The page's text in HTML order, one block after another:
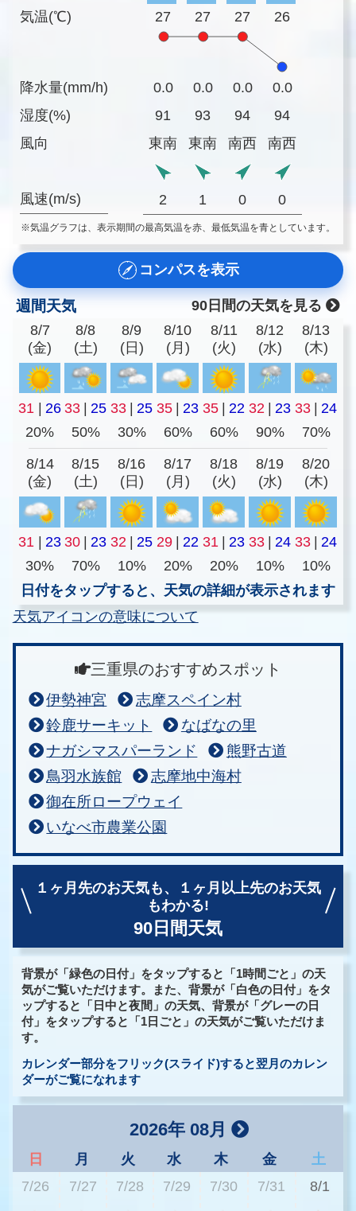
気温(℃)
降水量(mm/h)
湿度(%)
風向
風速(m/s)
27 27 27 26
0.0 0.0 0.0
0.0
91
93 94
94
東南
東南 南西 南西
2 1 0 0
※気温グラフは、表示期間の最高気温を赤、最低気温を青としています。
コンパスを表示
週間天気
90日間の天気を見る
8/7
(金)
8/8
(土)
8/9
(日)
8/10
(月)
8/11
(火)
8/12
(水)
8/13
(木)
31 26 33 25 33 25 35 23 35 22 32 23 33
24
20%
50% 30% 60% 60% 90% 70%
8/14
(金)
8/15
(土)
8/16
(日)
8/17
(月)
8/18
(火)
8/19
(水)
8/20
(木)
31 23 30 23 32 25 29 22 31 23 33 24 33
24
30%
70% 10% 20% 20% 10%
10%
日付をタップすると、天気の詳細が表示されます
天気アイコンの意味について
三重県のおすすめスポット
伊勢神宮
志摩スペイン村
鈴鹿サーキット
なばなの里
ナガシマスパーランド
熊野古道
鳥羽水族館
志摩地中海村
御在所ロープウェイ
いなべ市農業公園
１ヶ月先のお天気も、
１ヶ月以上先のお天気
もわかる!
90日間天気
背景が「緑色の日付」をタップすると「1時間ごと」の天
気がご覧いただけます。また、背景が「白色の日付」をタ
ップすると「日中と夜間」の天気、背景が「グレーの日
付」をタップすると「1日ごと」の天気がご覧いただけま
す。
カレンダー部分をフリック(スライド)すると翌月のカレン
ダーがご覧になれます
2026年 08月
日 月 火 水 木 金
土
7/26
7/27 7/28 7/29 7/30 7/31 8/1